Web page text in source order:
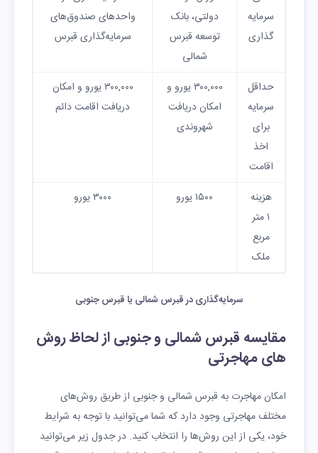
سرمایه‌
گذاری
دولتی، بانک
توسعه قبرس
شمالی
واحدهای صندوق‌های
سرمایه‌گذاری قبرس
حداقل
سرمایه
برای
اخذ
اقامت
۳۰۰,۰۰۰ یورو و
امکان دریافت
شهروندی
۳۰۰,۰۰۰ یورو و امکان
دریافت اقامت دائم
هزینه
۱ متر
مربع
ملک
۱۵۰۰ یورو ۳۰۰۰ یورو
سرمایه‌گذاری در قبرس شمالی یا قبرس جنوبی
مقایسه قبرس شمالی و جنوبی از لحاظ روش
های مهاجرتی
امکان مهاجرت به قبرس شمالی و جنوبی از طریق روش‌های
مختلف مهاجرتی وجود دارد که شما می‌توانید با توجه به شرایط
خود، یکی از این روش‌ها را انتخاب کنید‌. در جدول زیر می‌توانید